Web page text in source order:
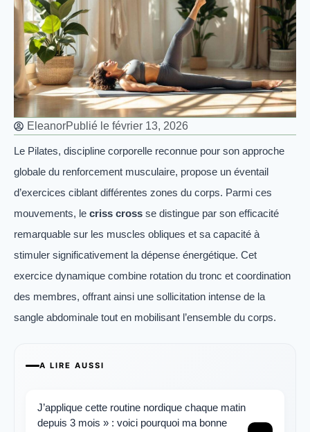
EleanorPublié le février 13, 2026
Le Pilates, discipline corporelle reconnue pour son approche
globale du renforcement musculaire, propose un éventail
d’exercices ciblant différentes zones du corps. Parmi ces
mouvements, le criss cross se distingue par son efficacité
remarquable sur les muscles obliques et sa capacité à
stimuler significativement la dépense énergétique. Cet
exercice dynamique combine rotation du tronc et coordination
des membres, offrant ainsi une sollicitation intense de la
sangle abdominale tout en mobilisant l’ensemble du corps.
A LIRE AUSSI
J’applique cette routine nordique chaque matin
depuis 3 mois » : voici pourquoi ma bonne